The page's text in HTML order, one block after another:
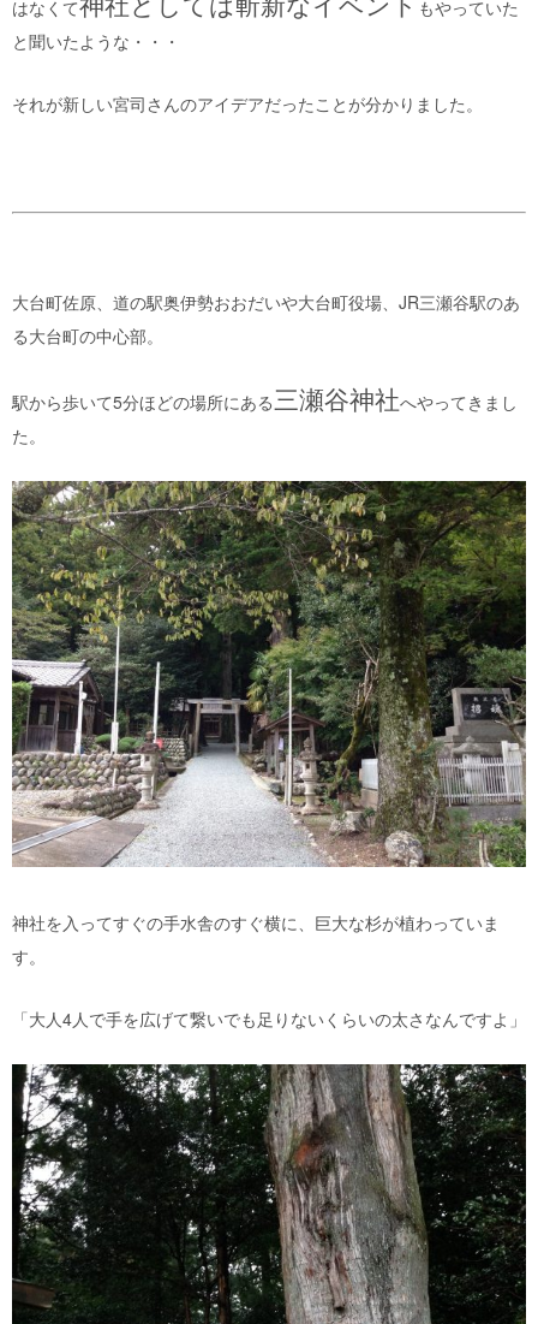
はなくて
もやっていた
と聞いたような・・・
それが新しい宮司さんのアイデアだったことが分かりました。
大台町佐原、道の駅奥伊勢おおだいや大台町役場、JR三瀬谷駅のあ
る大台町の中心部。
駅から歩いて5分ほどの場所にある三瀬谷神社へやってきまし
た。
神社を入ってすぐの手水舎のすぐ横に、巨大な杉が植わっていま
す。
「大人4人で手を広げて繋いでも足りないくらいの太さなんですよ」